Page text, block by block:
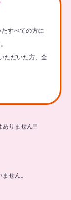
すべての方に
ただいた方、全
ありません!!
せん。